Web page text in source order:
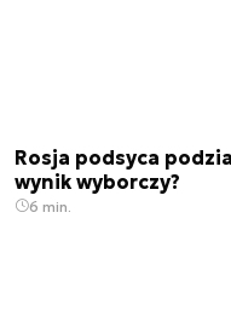
Rosja podsyca
wynik wyborczy?
6 min.